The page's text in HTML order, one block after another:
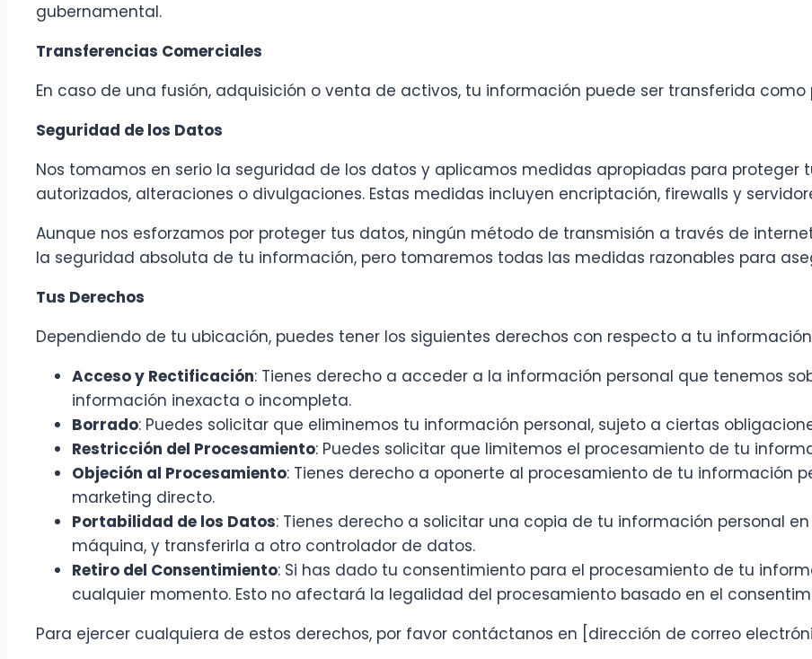
gubernamental.
Transferencias Comerciales
En caso de una fusión, adquisición o venta de activos, tu información puede ser transferida
Seguridad de los Datos
Nos tomamos en serio la seguridad de los datos y aplicamos medidas apropiadas para proteger
autorizados, alteraciones o divulgaciones. Estas medidas incluyen encriptación, firewalls y
Aunque nos esforzamos por proteger tus datos, ningún método de transmisión a través de
la seguridad absoluta de tu información, pero tomaremos todas las medidas razonables para
Tus Derechos
Dependiendo de tu ubicación, puedes tener los siguientes derechos con respecto a tu
Acceso y Rectificación: Tienes derecho a acceder a la información personal que tenemos
información inexacta o incompleta.
Borrado: Puedes solicitar que eliminemos tu información personal, sujeto a ciertas
Restricción del Procesamiento: Puedes solicitar que limitemos el procesamiento de tu
Objeción al Procesamiento: Tienes derecho a oponerte al procesamiento de tu información
marketing directo.
Portabilidad de los Datos: Tienes derecho a solicitar una copia de tu información personal
máquina, y transferirla a otro controlador de datos.
Retiro del Consentimiento: Si has dado tu consentimiento para el procesamiento de tu
cualquier momento. Esto no afectará la legalidad del procesamiento basado en el
Para ejercer cualquiera de estos derechos, por favor contáctanos en [dirección de correo